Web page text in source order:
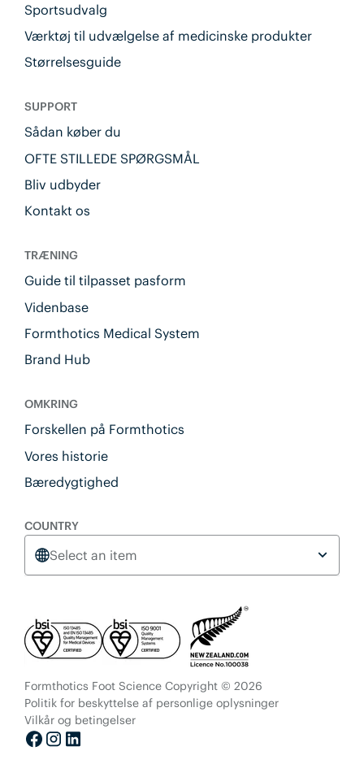
Sportsudvalg
Værktøj til udvælgelse af medicinske produkter
Størrelsesguide
SUPPORT
Sådan køber du
OFTE STILLEDE SPØRGSMÅL
Bliv udbyder
Kontakt os
TRÆNING
Guide til tilpasset pasform
Videnbase
Formthotics Medical System
Brand Hub
OMKRING
Forskellen på Formthotics
Vores historie
Bæredygtighed
COUNTRY
Select an item
Formthotics Foot Science Copyright © 2026
Politik for beskyttelse af personlige oplysninger
Vilkår og betingelser